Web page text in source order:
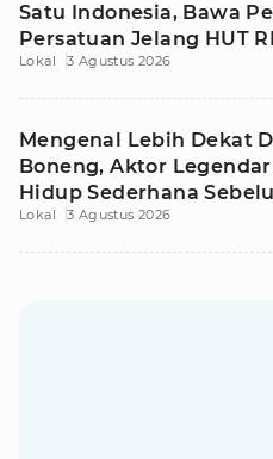
Satu Indonesia, Bawa
Persatuan Jelang HUT
Lokal 3 Agustus 2026
Mengenal Lebih Dekat
Boneng, Aktor
Hidup Sederhana
Lokal 3 Agustus 2026